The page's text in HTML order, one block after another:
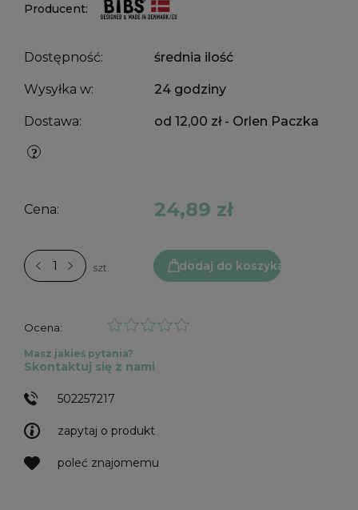
Producent:
Dostępność: średnia ilość
Wysyłka w: 24 godziny
Dostawa: od 12,00 zł - Orlen Paczka
Cena: 24,89 zł
szt. dodaj do koszyka
Ocena:
zapytaj o produkt
poleć znajomemu
Masz jakieś pytania?
Skontaktuj się z nami
502257217